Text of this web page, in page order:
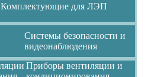
Комплектующие для ЛЭП
Системы безопасности и
видеонаблюдения
Приборы вентиляции и